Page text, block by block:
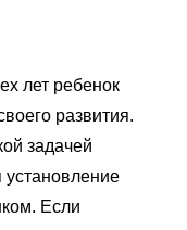
лет ребенок
развития.
задачей
установление
Если